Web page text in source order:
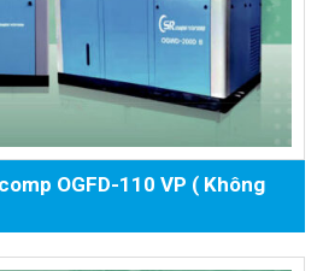
OGFD-110 VP ( Không